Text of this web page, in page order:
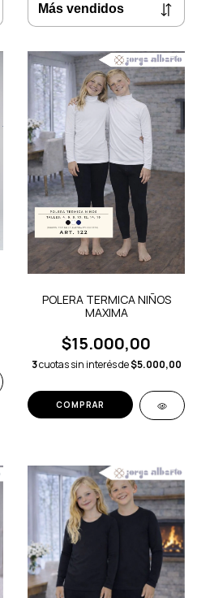
POLERA TERMICA NIÑOS
MAXIMA
$15.000,00
3cuotas sin interés de$5.000,00
COMPRAR